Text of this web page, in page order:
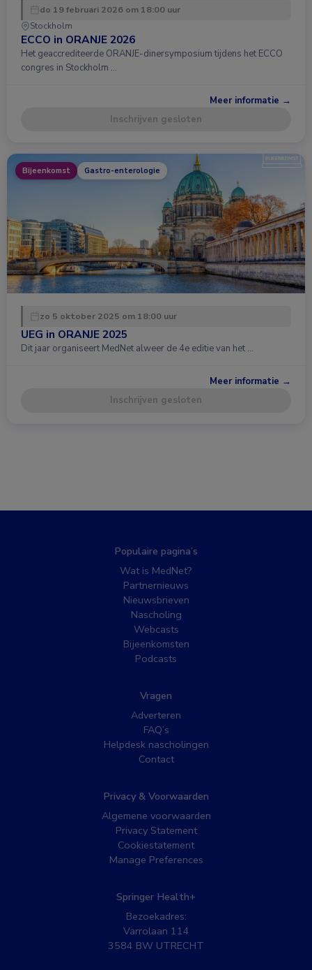
do 19 februari 2026 om 18:00 uur
Stockholm
ECCO in ORANJE 2026
Het geaccrediteerde ORANJE-dinersymposium tijdens het ECCO
congres in Stockholm …
Meer informatie →
Inschrijven gesloten
Bijeenkomst Gastro-enterologie
zo 5 oktober 2025 om 18:00 uur
UEG in ORANJE 2025
Dit jaar organiseert MedNet alweer de 4e editie van het …
Meer informatie →
Inschrijven gesloten
Populaire pagina’s
Wat is MedNet?
Partnernieuws
Nieuwsbrieven
Nascholing
Webcasts
Bijeenkomsten
Podcasts
Vragen
Adverteren
FAQ’s
Helpdesk nascholingen
Contact
Privacy & Voorwaarden
Algemene voorwaarden
Privacy Statement
Cookiestatement
Manage Preferences
Springer Health+
Bezoekadres:
Varrolaan 114
3584 BW UTRECHT